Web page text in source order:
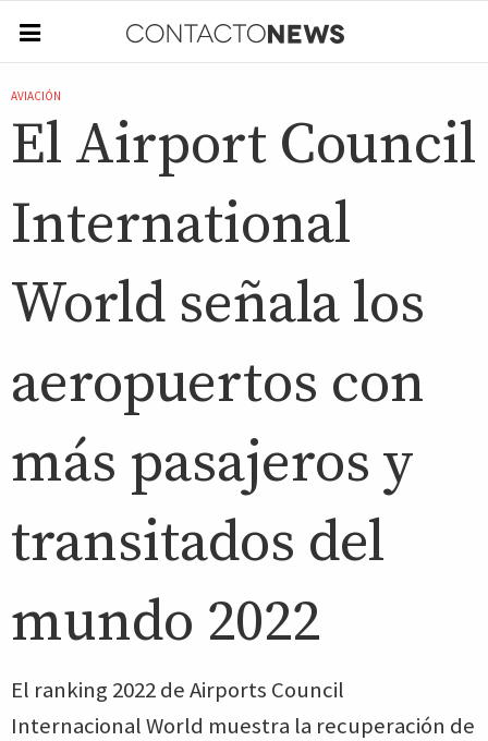
AVIACIÓN
El Airport Council
International
World señala los
aeropuertos con
más pasajeros y
transitados del
mundo 2022
El ranking 2022 de Airports Council
Internacional World muestra la recuperación de